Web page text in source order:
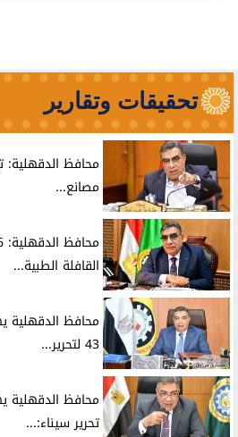
تحقيقات وتقارير
محافظ الدقهلية:
مصانع...
القافلة الطبية...
محافظ الدقهلية
43 لتحرير...
محافظ
تحرير سيناء:...